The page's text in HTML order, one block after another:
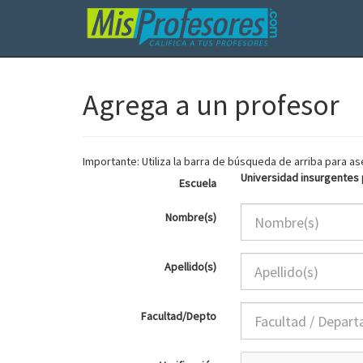
Agrega a un profesor
Importante: Utiliza la barra de búsqueda de arriba para
Escuela
Universidad insurgentes
Nombre(s)
Apellido(s)
Facultad/Depto